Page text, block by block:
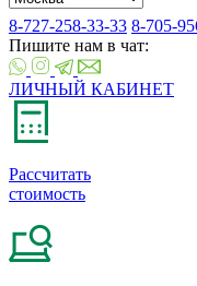
8-727-258-33-33 8-705-
Пишите нам в чат:
ЛИЧНЫЙ КАБИНЕТ
Рассчитать
стоимость